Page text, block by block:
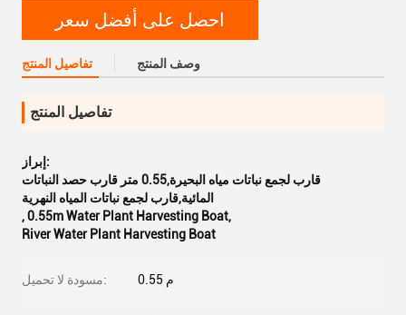
احصل على أفضل سعر
تفاصيل المنتج وصف المنتج
تفاصيل المنتج
إبراز:
قارب لجمع نباتات مياه البحيرة,0.55 متر قارب حصد النباتات
المائية,قارب لجمع نباتات المياه النهرية
,0.55m Water Plant Harvesting Boat,
River Water Plant Harvesting Boat
مسودة لا تحميل: 0.55 م